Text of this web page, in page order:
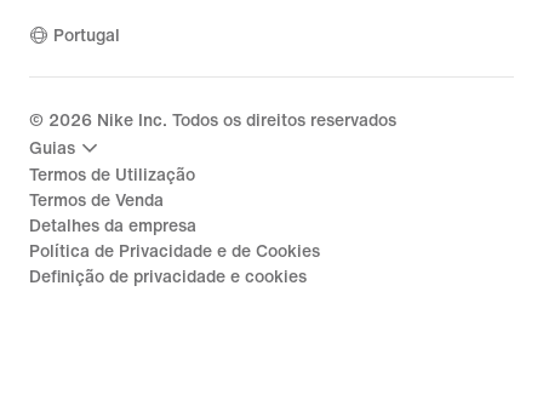
Portugal
© 2026 Nike Inc. Todos os direitos reservados
Guias
Termos de Utilização
Termos de Venda
Detalhes da empresa
Política de Privacidade e de Cookies
Definição de privacidade e cookies